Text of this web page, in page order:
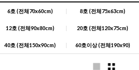
6호 (전체70x60cm) | 8호 (전체75x63cm)
12호 (전체90x80cm) | 20호 (전체120x75cm)
40호 (전체150x90cm) | 60호이상 (전체190x90)